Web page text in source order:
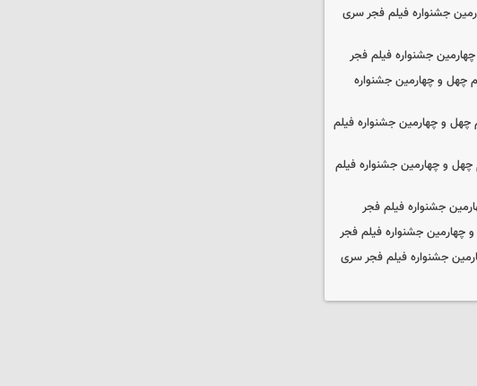
جشنواره فیلم فجر سری
جشنواره فیلم فجر
چهل و چهارمین جشنواره
و چهارمین جشنواره فیلم
و چهارمین جشنواره فیلم
جشنواره فیلم فجر
جشنواره فیلم فجر
جشنواره فیلم فجر سری